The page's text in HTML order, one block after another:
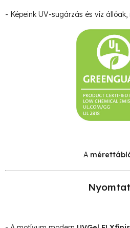
- Képeink UV-sugárzás és víz
A